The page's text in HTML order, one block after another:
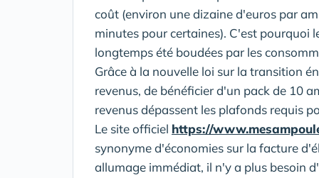
coût (environ une dizaine d'euros par
minutes pour certaines). C'est pourquoi
longtemps été boudées par les
Grâce à la nouvelle loi sur la transition
revenus, de bénéficier d'un pack de 10
revenus dépassent les plafonds requis
Le site officiel https://
synonyme d'économies sur la facture
allumage immédiat, il n'y a plus besoin